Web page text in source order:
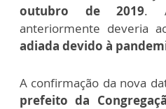
outubro de 2019.
anteriormente deveria
adiada devido à
A confirmação da nova
prefeito da